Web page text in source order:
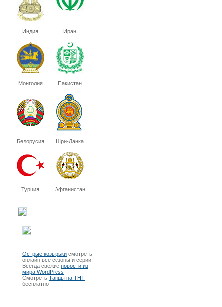
Индия Иран
Монголия Пакистан
Белорусия Шри-Ланка
Турция Афганистан
Острые козырьки смотреть
онлайн все сезоны и серии.
Всегда свежие новости из
мира WordPress
Смотреть Танцы на ТНТ
бесплатно